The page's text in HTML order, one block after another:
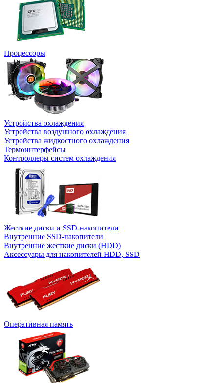
Процессоры
Устройства охлаждения
Устройства воздушного охлаждения
Устройства жидкостного охлаждения
Термоинтерфейсы
Контроллеры систем охлаждения
Жесткие диски и SSD-накопители
Внутренние SSD-накопители
Внутренние жесткие диски (HDD)
Аксессуары для накопителей HDD, SSD
Оперативная память